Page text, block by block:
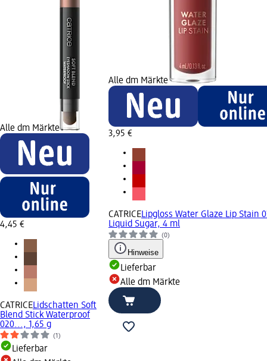
Alle dm Märkte
4,45 €
CATRICELidschatten Soft
Blend Stick Waterproof
020..., 1,65 g
(1)
Lieferbar
Alle dm Märkte
3,95 €
CATRICELipgloss Water Glaze Lip Stain
Liquid Sugar, 4 ml
(0)
Hinweise
Lieferbar
Alle dm Märkte